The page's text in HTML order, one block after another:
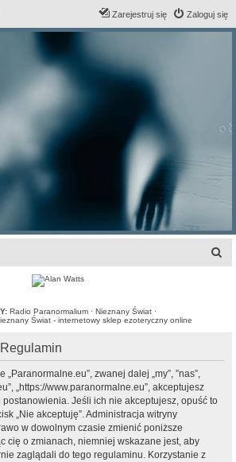
Zaloguj się
Zarejestruj się
Radio Paranormalium· Nieznany Świat·
Świat - internetowy sklep ezoteryczny online
zwanej dalej „my”, ”nas”,
„https://www.paranormalne.eu”, akceptujesz
Jeśli ich nie akceptujesz, opuść to
„Nie akceptuję”. Administracja witryny
w dowolnym czasie zmienić poniższe
cię o zmianach, niemniej wskazane jest, aby
zaglądali do tego regulaminu. Korzystanie z